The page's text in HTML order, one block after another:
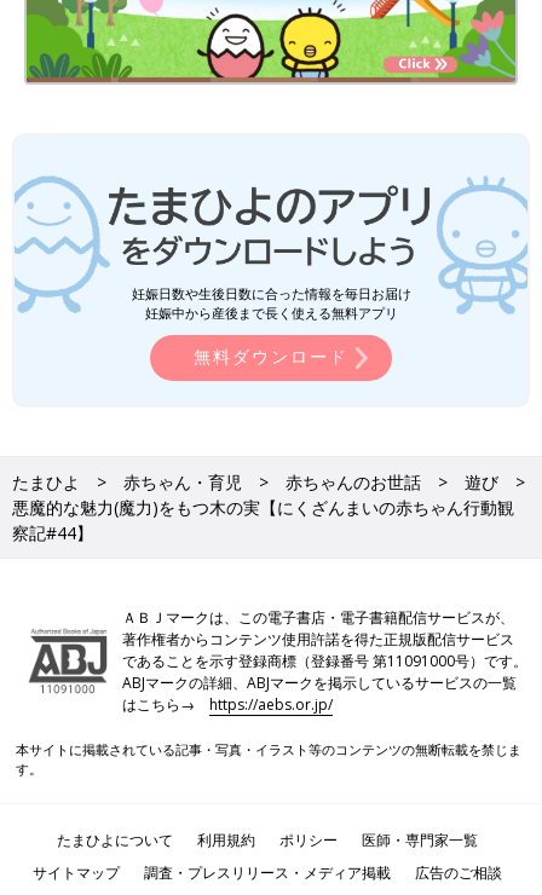
妊娠日数や生後日数に合った情報を毎日お届け
妊娠中から産後まで長く使える無料アプリ
無料ダウンロード
たまひよ 赤ちゃん・育児 赤ちゃんのお世話
遊び
悪魔的な魅力(魔力)をもつ木の実【にくざんまいの赤ちゃん行動観
察記#44】
ＡＢＪマークは、この電子書店・電子書籍配信サービスが、
著作権者からコンテンツ使用許諾を得た正規版配信サービス
であることを示す登録商標（登録番号 第11091000号）です。
ABJマークの詳細、ABJマークを掲示しているサービスの一覧
はこちら→https://aebs.or.jp/
本サイトに掲載されている記事・写真・イラスト等のコンテンツの無断転載を禁じま
す。
たまひよについて 利用規約 ポリシー
医師・専門家一覧
サイトマップ
調査・プレスリリース・メディア掲載
広告のご相談